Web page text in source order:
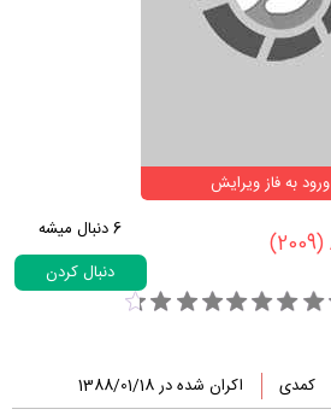
ورود به فاز ویرایش
(2009)
6دنبال میشه
دنبال کردن
کمدی
اکران شده در 1388/01/18